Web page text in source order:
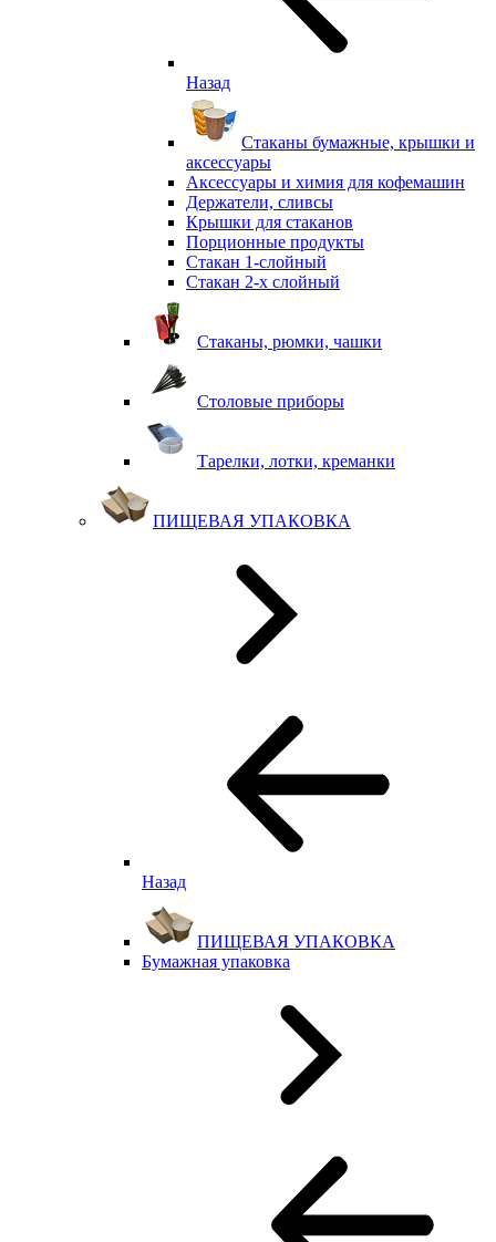
Назад
Стаканы бумажные, крышки и
аксессуары
Аксессуары и химия для кофемашин
Держатели, сливсы
Крышки для стаканов
Порционные продукты
Стакан 1-слойный
Стакан 2-х слойный
Стаканы, рюмки, чашки
Столовые приборы
Тарелки, лотки, креманки
ПИЩЕВАЯ УПАКОВКА
Назад
ПИЩЕВАЯ УПАКОВКА
Бумажная упаковка